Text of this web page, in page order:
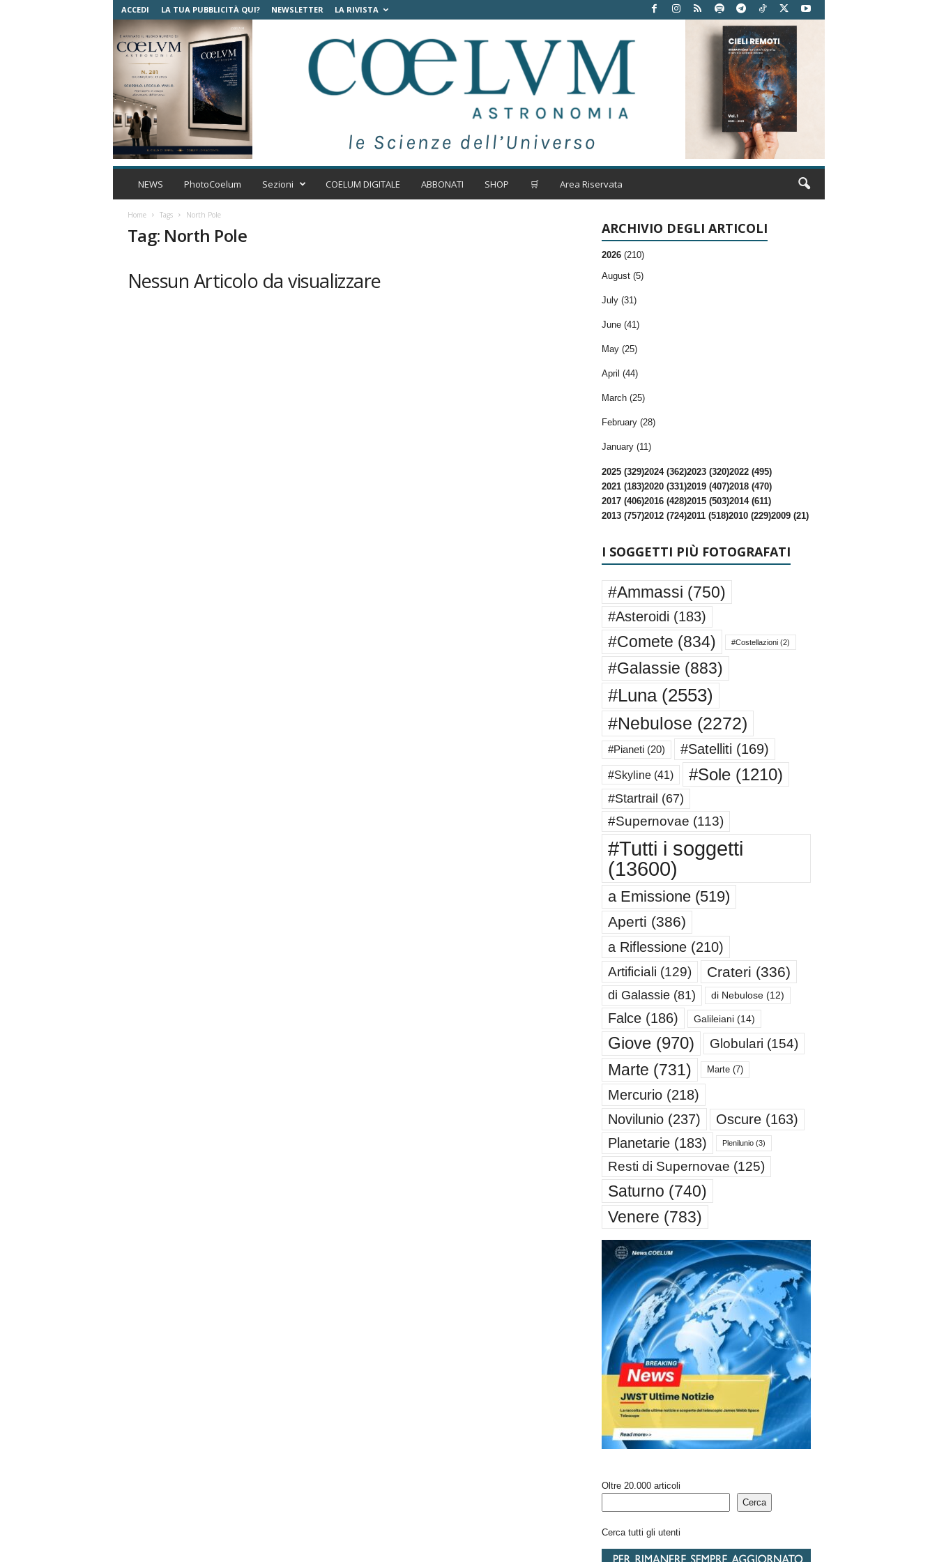
ACCEDI LA TUA PUBBLICITÀ QUI? NEWSLETTER LA RIVISTA
C
t
NEWS PhotoCoelum Sezioni COELUM DIGITALE ABBONATI SHOP 🛒 Area Riservata
Home Tags North Pole
Tag: North Pole
Nessun Articolo da visualizzare
ARCHIVIO DEGLI ARTICOLI
2026 (210)
August (5)
July (31)
June (41)
May (25)
April (44)
March (25)
February (28)
January (11)
2025 (329)2024 (362)2023 (320)2022 (495)
2021 (183)2020 (331)2019 (407)2018 (470)
2017 (406)2016 (428)2015 (503)2014 (611)
2013 (757)2012 (724)2011 (518)2010 (229)2009 (21)
I SOGGETTI PIÙ FOTOGRAFATI
#Ammassi (750)
#Asteroidi (183)
#Comete (834) #Costellazioni(2)
#Galassie (883)
#Luna(2553)
#Nebulose (2272)
#Pianeti(20) #Satelliti (169)
#Skyline(41) #Sole(1210)
#Startrail (67)
#Supernovae (113)
#Tutti i soggetti
(13600)
a Emissione(519)
Aperti (386)
a Riflessione(210)
Artificiali (129) Crateri (336)
di Galassie(81) di Nebulose(12)
Falce(186) Galileiani(14)
Giove(970) Globulari (154)
Marte (731) Marte(7)
Mercurio(218)
Novilunio(237) Oscure(163)
Planetarie(183) Plenilunio(3)
Resti di Supernovae (125)
Saturno (740)
Venere (783)
Oltre 20.000 articoli
Cerca
Cerca tutti gli utenti